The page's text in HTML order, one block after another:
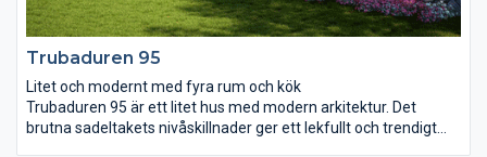
Trubaduren 95
Litet och modernt med fyra rum och kök
Trubaduren 95 är ett litet hus med modern arkitektur. Det
brutna sadeltakets nivåskillnader ger ett lekfullt och trendigt